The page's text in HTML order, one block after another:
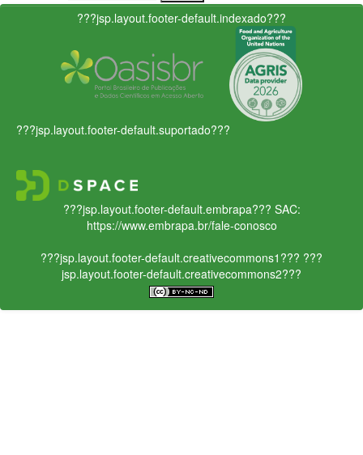
???jsp.layout.footer-default.indexado???
???jsp.layout.footer-default.suportado???
???jsp.layout.footer-default.embrapa??? SAC:
https://www.embrapa.br/fale-conosco
???jsp.layout.footer-default.creativecommons1??? ???
jsp.layout.footer-default.creativecommons2???